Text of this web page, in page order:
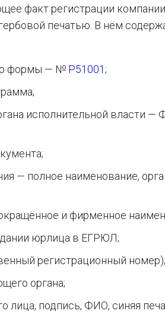
факт регистрации
печатью. В нём
формы — № Р51001;
исполнительной власти —
— полное наименование,
и фирменное
юрлица в ЕГРЮЛ;
регистрационный номер);
органа;
лица, подпись, ФИО, синяя